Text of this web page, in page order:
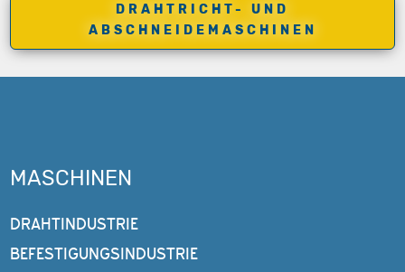
DRAHTRICHT- UND
ABSCHNEIDEMASCHINEN
MASCHINEN
DRAHTINDUSTRIE
BEFESTIGUNGSINDUSTRIE